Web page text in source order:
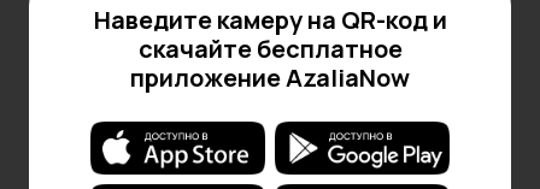
Наведите камеру на QR-код и
скачайте бесплатное
приложение AzaliaNow